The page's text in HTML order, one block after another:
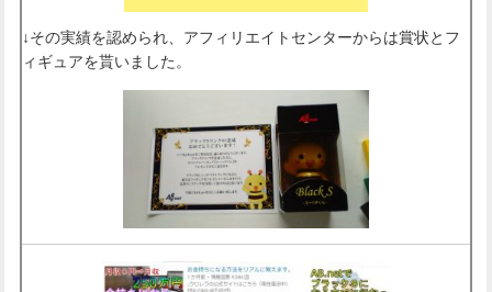
↓その実績を認められ、アフィリエイトセンターからは賞状とフ
ィギュアを貰いました。